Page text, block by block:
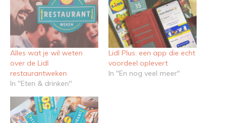
Alles wat je wil weten
over de Lidl
restaurantweken
In "Eten & drinken"
Lidl Plus: een app die echt
voordeel oplevert
In "En nog veel meer"